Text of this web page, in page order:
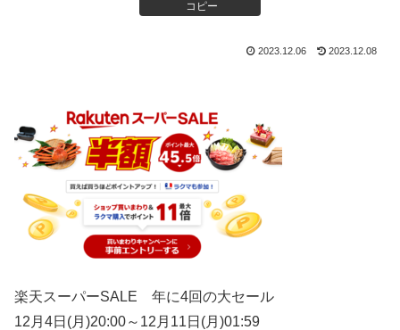
コピー
2023.12.06 2023.12.08
楽天スーパーSALE 年に4回の大セール
12月4日(月)20:00～12月11日(月)01:59